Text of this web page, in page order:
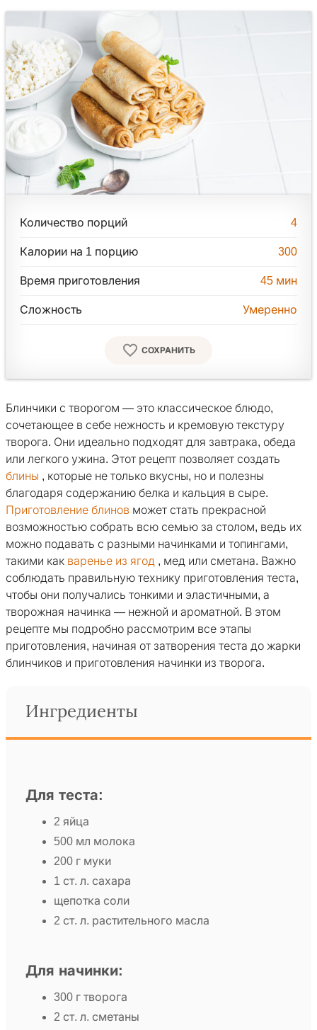
Количество порций 4
Калории на 1 порцию 300
Время приготовления 45 мин
Сложность Умеренно
СОХРАНИТЬ
Блинчики с творогом — это классическое блюдо,
сочетающее в себе нежность и кремовую текстуру
творога. Они идеально подходят для завтрака, обеда
или легкого ужина. Этот рецепт позволяет создать
блины , которые не только вкусны, но и полезны
благодаря содержанию белка и кальция в сыре.
Приготовление блинов может стать прекрасной
возможностью собрать всю семью за столом, ведь их
можно подавать с разными начинками и топингами,
такими как варенье из ягод , мед или сметана. Важно
соблюдать правильную технику приготовления теста,
чтобы они получались тонкими и эластичными, а
творожная начинка — нежной и ароматной. В этом
рецепте мы подробно рассмотрим все этапы
приготовления, начиная от затворения теста до жарки
блинчиков и приготовления начинки из творога.
Ингредиенты
Для теста:
2 яйца
500 мл молока
200 г муки
1 ст. л. сахара
щепотка соли
2 ст. л. растительного масла
Для начинки:
300 г творога
2 ст. л. сметаны